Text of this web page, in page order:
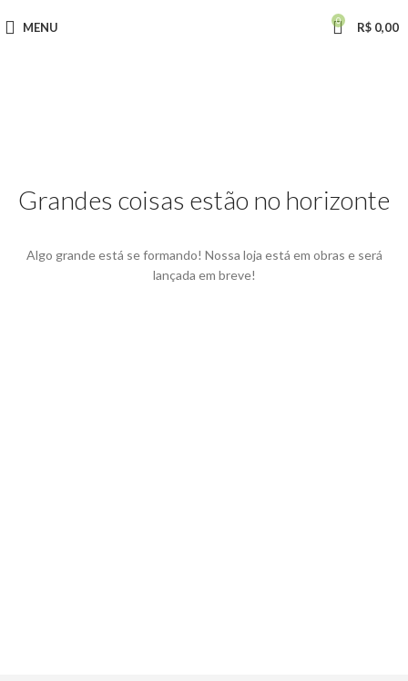
MENU 0 R$ 0,00
Grandes coisas estão no horizonte
Algo grande está se formando! Nossa loja está em obras e será
lançada em breve!